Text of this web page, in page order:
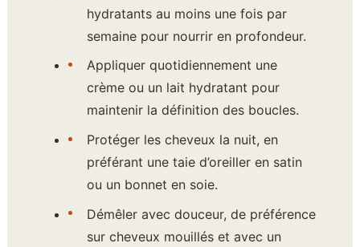
hydratants au moins une fois par
semaine pour nourrir en profondeur.
Appliquer quotidiennement une
crème ou un lait hydratant pour
maintenir la définition des boucles.
Protéger les cheveux la nuit, en
préférant une taie d’oreiller en satin
ou un bonnet en soie.
Démêler avec douceur, de préférence
sur cheveux mouillés et avec un